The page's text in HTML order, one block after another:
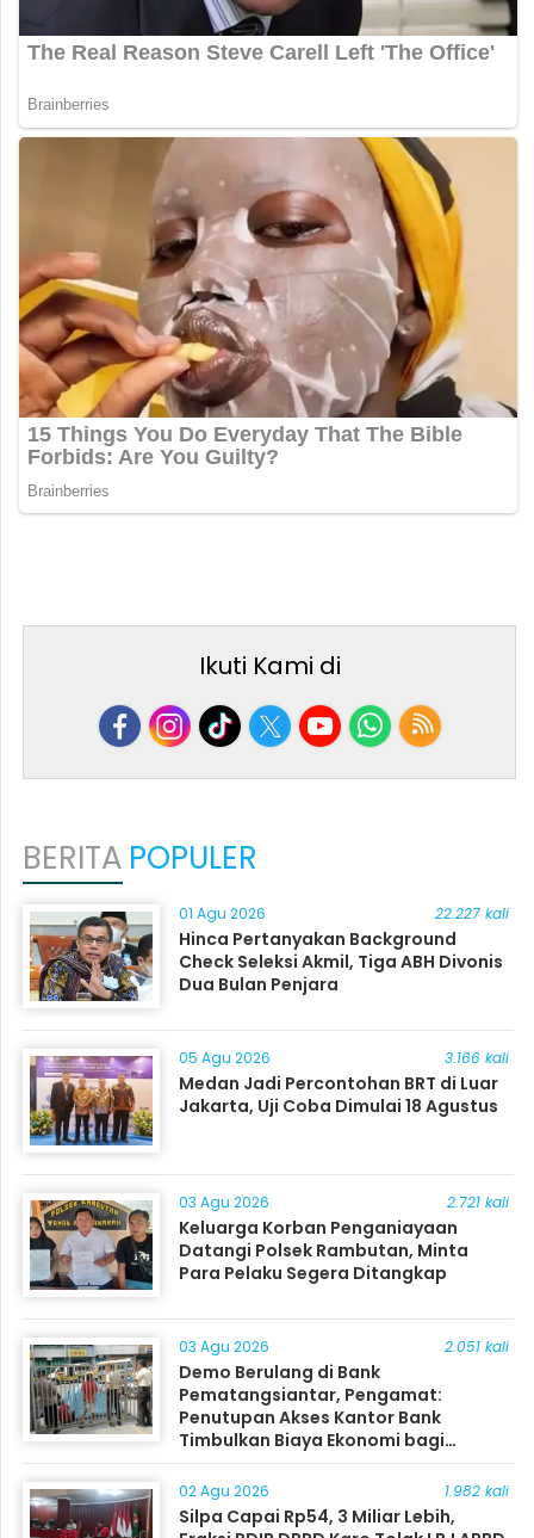
Ikuti Kami di
BERITA POPULER
01 Agu 2026 22.227 kali
Hinca Pertanyakan Background
Check Seleksi Akmil, Tiga ABH Divonis
Dua Bulan Penjara
05 Agu 2026 3.166 kali
Medan Jadi Percontohan BRT di Luar
Jakarta, Uji Coba Dimulai 18 Agustus
03 Agu 2026 2.721 kali
Keluarga Korban Penganiayaan
Datangi Polsek Rambutan, Minta
Para Pelaku Segera Ditangkap
03 Agu 2026 2.051 kali
Demo Berulang di Bank
Pematangsiantar, Pengamat:
Penutupan Akses Kantor Bank
Timbulkan Biaya Ekonomi bagi
Masyarakat
02 Agu 2026 1.982 kali
Silpa Capai Rp54, 3 Miliar Lebih,